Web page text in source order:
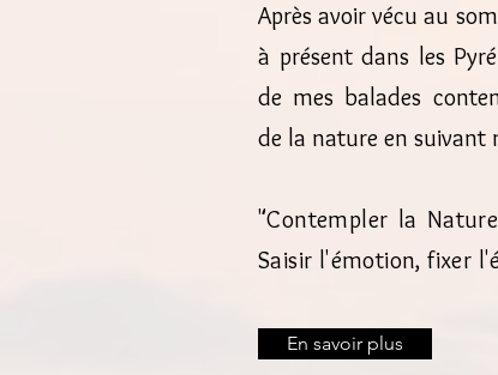
Après avoir vécu au
à présent dans les
de mes balades
de la nature en suivant
"Contempler la
Saisir l'émotion, fixer
En savoir plus